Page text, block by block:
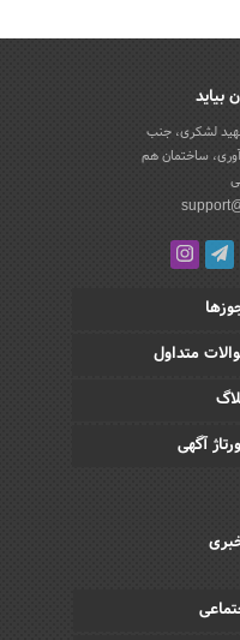
بیاید
شهید لشکری، جنب
ساختمان هم
متداول
آگهی